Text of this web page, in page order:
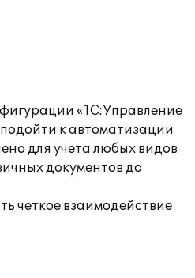
«1С:Управление
к автоматизации
для учета любых видов
документов до
четкое взаимодействие